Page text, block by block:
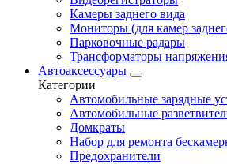
Камеры заднего вида
Мониторы (для камер
Парковочные радары
Трансформаторы
Автоаксессуары
Категории
Автомобильные зарядные
Автомобильные
Домкраты
Набор для ремонта
Предохранители